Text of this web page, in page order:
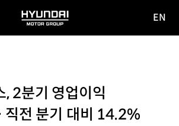
HYUNDAI
MOTOR
EN
, 2분기 영업이익
전 분기 대비 14.2%